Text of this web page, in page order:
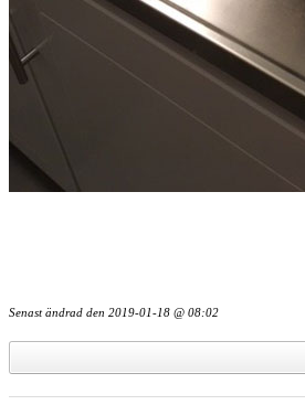
Senast ändrad den 2019-01-18 @ 08:02